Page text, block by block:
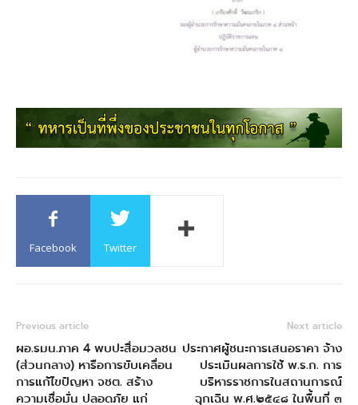
Facebook Twitter
Previous article
ผอ.รมน.ภาค 4 พบปะสื่อมวลชน
(ส่วนกลาง) หารือการขับเคลื่อน
การแก้ไขปัญหา จชต. สร้าง
ความเชื่อมั่น ปลอดภัย แก่
Next article
ประกาศผู้ชนะการเสนอราคา จ้าง
ประเมินผลการใช้ พ.ร.ก. การ
บริหารราชการในสถานการณ์
ฉุกเฉิน พ.ศ.๒๕๔๘ ในพื้นที่ ๓